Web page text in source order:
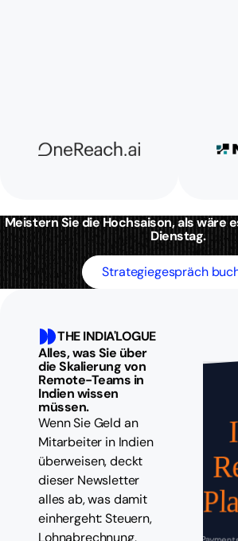
Meistern Sie die Hochsaison, als wäre
Dienstag.
Strategiegespräch
THE INDIA'LOGUE
Alles, was Sie über
die Skalierung von
Remote-Teams in
Indien wissen
müssen.
Wenn Sie Geld an
Mitarbeiter in Indien
überweisen, deckt
dieser Newsletter
alles ab, was damit
einhergeht: Steuern,
Lohnabrechnung,